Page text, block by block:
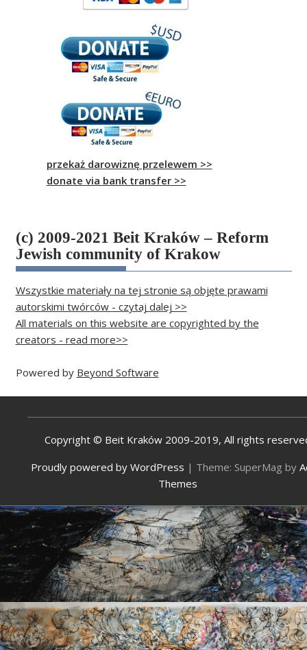
przekaż darowiznę przelewem >>
donate via bank transfer >>
(c) 2009-2021 Beit Kraków – Reform
Jewish community of Krakow
Wszystkie materiały na tej stronie są objęte prawami
autorskimi twórców - czytaj dalej >>
All materials on this website are copyrighted by the
creators - read more>>
Powered by Beyond Software
Copyright © Beit Kraków 2009-2019, All rights
Proudly powered by WordPress | Theme: SuperMag by
Themes